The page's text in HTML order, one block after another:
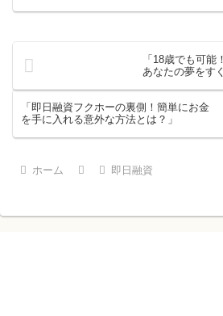
「18歳でも可能
あなたの夢をす
「即日融資フクホーの裏側！簡単にお金
を手に入れる意外な方法とは？」
ホーム 即日融資